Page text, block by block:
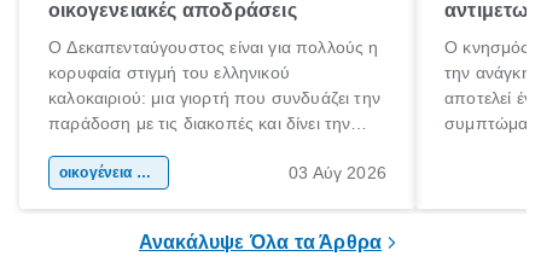
οικογενειακές αποδράσεις
Ο Δεκαπενταύγουστος είναι για πολλούς η
κορυφαία στιγμή του ελληνικού
καλοκαιριού: μια γιορτή που συνδυάζει την
παράδοση με τις διακοπές και δίνει την
χώρας. Είτε πρόκειται για λίγες μέρες
οικογένεια & παιδί 03 Αύγ 2026
Ο κνησμός
την ανάγκη
αποτελεί
Ανακάλυψε Όλα τα Άρθρα